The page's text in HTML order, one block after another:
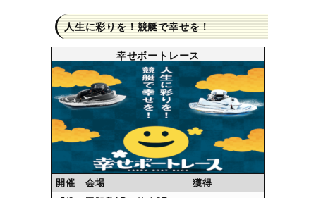
人生に彩りを！競艇で幸せを！
幸せボートレース
開催 会場
獲得